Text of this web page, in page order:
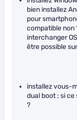
bien installez
pour
compatible non
interchanger
être possible
installez vous-
dual boot ; si
?